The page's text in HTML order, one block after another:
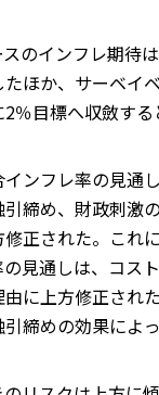
のインフレ期待
ほか、サーベイ
％目標へ収斂す
ンフレ率の見通
締め、財政刺激
正された。これ
見通しは、コス
に上方修正され
締めの効果によ